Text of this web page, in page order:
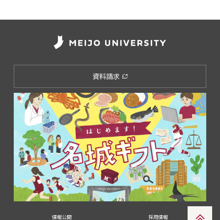
資料請求
情報公開 採用情報